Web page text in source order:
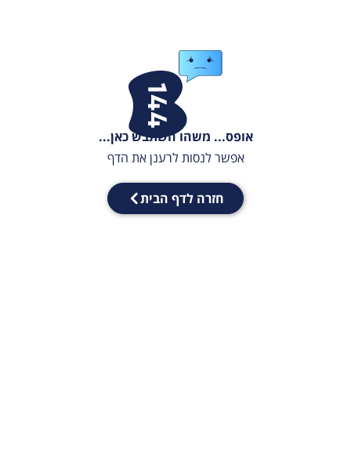
אופס... משהו השתבש כאן...
אפשר לנסות לרענן את הדף
חזרה לדף הבית